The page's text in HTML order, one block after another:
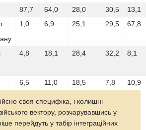
87,7 64,0 28,0 30,5
13,1
1,0 6,9 25,1 29,5 67,8
4,8 18,1 28,4 32,2 8,1
6,5 11,0 18,5 7,8 10,9
своя специфіка, і колишні
вектору, розчарувавшись у
перейдуть у табір інтеграційних